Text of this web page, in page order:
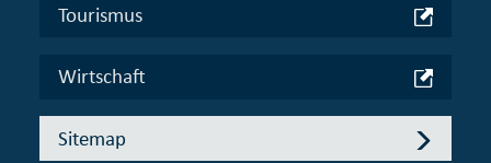
Tourismus
Wirtschaft
Sitemap